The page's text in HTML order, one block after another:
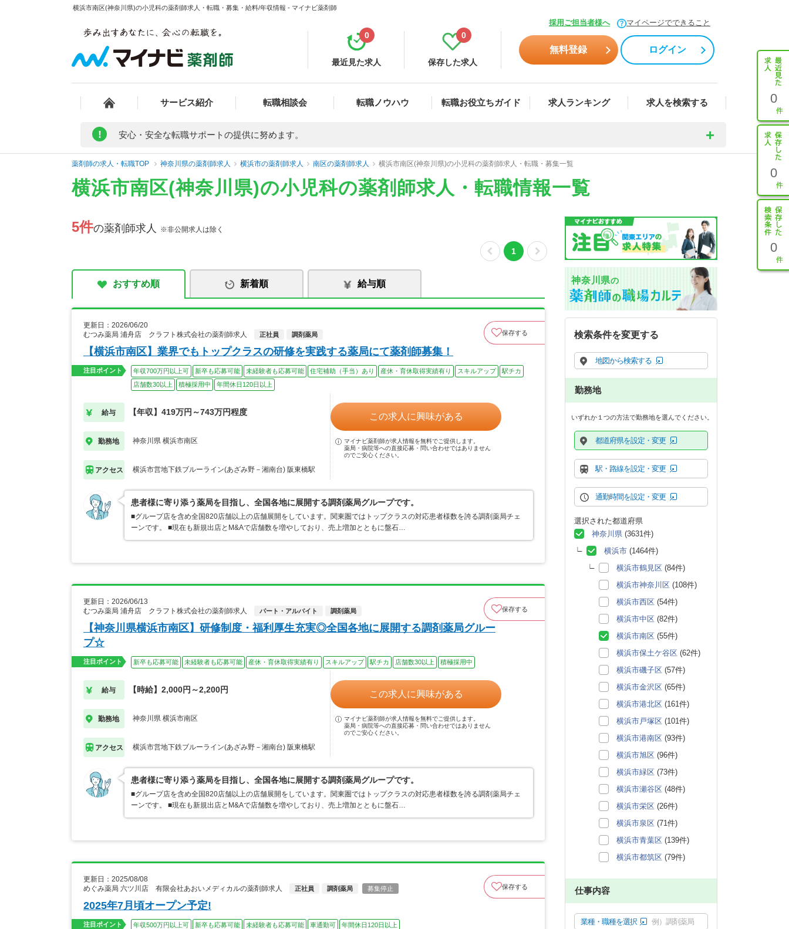
横浜市南区(神奈川県)の小児科の薬剤師求人・転職・募集・給料/年収情報 - マイナビ薬剤師
採用ご担当者様へ マイページでできること
最近見た求人
0
保存した求人
0
無料登録 ログイン
サービス紹介 転職相談会 転職ノウハウ 転職お役立ちガイド 求人ランキング 求人を検索する 0
0
0
! 安心・安全な転職サポートの提供に努めます。
薬剤師の求人・転職TOP 神奈川県の薬剤師求人 横浜市の薬剤師求人 南区の薬剤師求人 横浜市南区(神奈川県)の小児科の薬剤師求人・転職・募集一覧
横浜市南区(神奈川県)の小児科の薬剤師求人・転職情報一覧
5件の薬剤師求人 ※非公開求人は除く
1
おすすめ順 新着順 給与順
更新日：2026/06/20
むつみ薬局 浦舟店 クラフト株式会社の薬剤師求人
正社員 調剤薬局 保存する
【横浜市南区】業界でもトップクラスの研修を実践する薬局にて薬剤師募集！
注目ポイント 年収700万円以上可 新卒も応募可能 未経験者も応募可能 住宅補助（手当）あり 産休・育休取得実績有り スキルアップ
駅チカ
店舗数30以上
積極採用中 年間休日120日以上
給与 【年収】419万円～743万円程度
勤務地 神奈川県 横浜市南区
アクセス 横浜市営地下鉄ブルーライン(あざみ野－湘南台) 阪東橋駅
この求人に興味がある
マイナビ薬剤師が求人情報を無料でご提供します。
薬局・病院等への直接応募・問い合わせではありません
のでご安心ください。
患者様に寄り添う薬局を目指し、全国各地に展開する調剤薬局グループです。
■グループ店を含め全国820店舗以上の店舗展開をしています。関東圏ではトップクラスの対応患者様数を誇る調剤薬局チェ
ーンです。 ■現在も新規出店とM&Aで店舗数を増やしており、売上増加とともに盤石…
更新日：2026/06/13
むつみ薬局 浦舟店 クラフト株式会社の薬剤師求人
パート・アルバイト 調剤薬局 保存する
【神奈川県横浜市南区】研修制度・福利厚生充実◎全国各地に展開する調剤薬局グルー
プ☆
注目ポイント 新卒も応募可能 未経験者も応募可能 産休・育休取得実績有り スキルアップ 駅チカ 店舗数30以上 積極採用中
給与 【時給】2,000円～2,200円
勤務地 神奈川県 横浜市南区
アクセス 横浜市営地下鉄ブルーライン(あざみ野－湘南台) 阪東橋駅
この求人に興味がある
マイナビ薬剤師が求人情報を無料でご提供します。
薬局・病院等への直接応募・問い合わせではありません
のでご安心ください。
患者様に寄り添う薬局を目指し、全国各地に展開する調剤薬局グループです。
■グループ店を含め全国820店舗以上の店舗展開をしています。関東圏ではトップクラスの対応患者様数を誇る調剤薬局チェ
ーンです。 ■現在も新規出店とM&Aで店舗数を増やしており、売上増加とともに盤石…
更新日：2025/08/08
めぐみ薬局 六ツ川店 有限会社あおいメディカルの薬剤師求人
正社員 調剤薬局 募集停止 保存する
2025年7月頃オープン予定!
注目ポイント 年収500万円以上可 新卒も応募可能 未経験者も応募可能 車通勤可 年間休日120日以上
神奈川県の
検索条件を変更する
地図から検索する
勤務地
いずれか１つの方法で勤務地を選んでください。
都道府県を設定・変更
駅・路線を設定・変更
通勤時間を設定・変更
選択された都道府県
神奈川県 (3631件)
横浜市 (1464件)
横浜市鶴見区 (84件)
横浜市神奈川区 (108件)
横浜市西区 (54件)
横浜市中区 (82件)
横浜市南区 (55件)
横浜市保土ケ谷区 (62件)
横浜市磯子区 (57件)
横浜市金沢区 (65件)
横浜市港北区 (161件)
横浜市戸塚区 (101件)
横浜市港南区 (93件)
横浜市旭区 (96件)
横浜市緑区 (73件)
横浜市瀬谷区 (48件)
横浜市栄区 (26件)
横浜市泉区 (71件)
横浜市青葉区 (139件)
横浜市都筑区 (79件)
仕事内容
業種・職種を選択 例）調剤薬局